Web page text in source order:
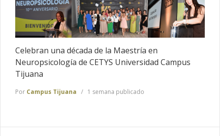
Celebran una década de la Maestría en
Neuropsicología de CETYS Universidad Campus
Tijuana
Por Campus Tijuana 1 semana publicado